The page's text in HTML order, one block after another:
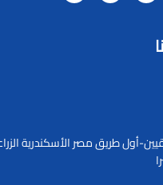
أول طريق مصر الأسكندرية